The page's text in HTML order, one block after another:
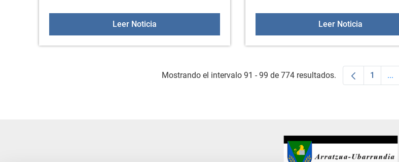
Leer NoticiaGazteleku el 21 de febrero Leer Noticia
Mostrando el intervalo 91 - 99 de 774 resultados. Página
1 ...